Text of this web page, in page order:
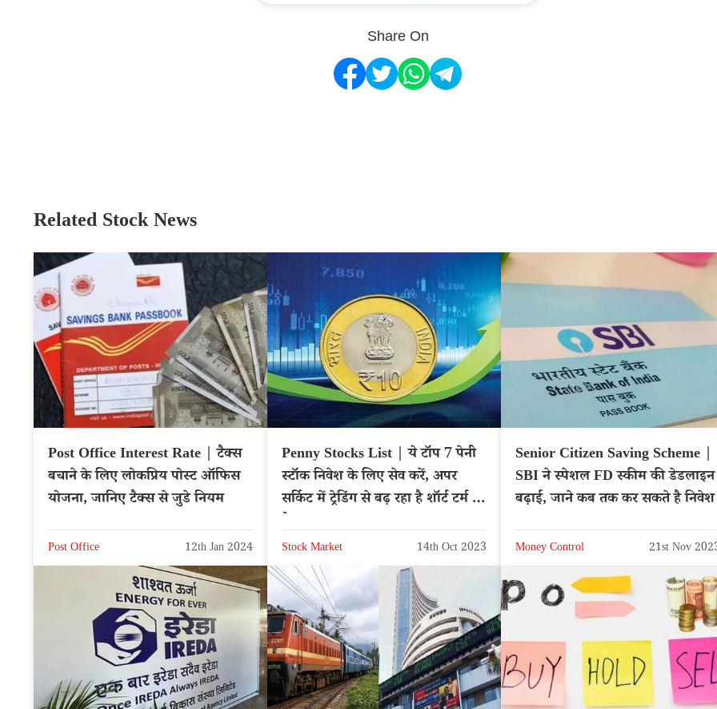
Share On
Related Stock News
Post Office Interest Rate | टैक्स
बचाने के लिए लोकप्रिय पोस्ट ऑफिस
योजना, जानिए टैक्स से जुडे नियम
Post Office 12th Jan 2024
Penny Stocks List | ये टॉप 7 पेनी
स्टॉक निवेश के लिए सेव करें, अपर
सर्किट में ट्रेडिंग से बढ़ रहा है शॉर्ट टर्म में
Stock Market 14th Oct 2023
Senior Citizen Saving Scheme |
SBI ने स्पेशल FD स्कीम की डेडलाइन
बढ़ाई, जाने कब तक कर सकते है निवेश
Money Control 21st Nov